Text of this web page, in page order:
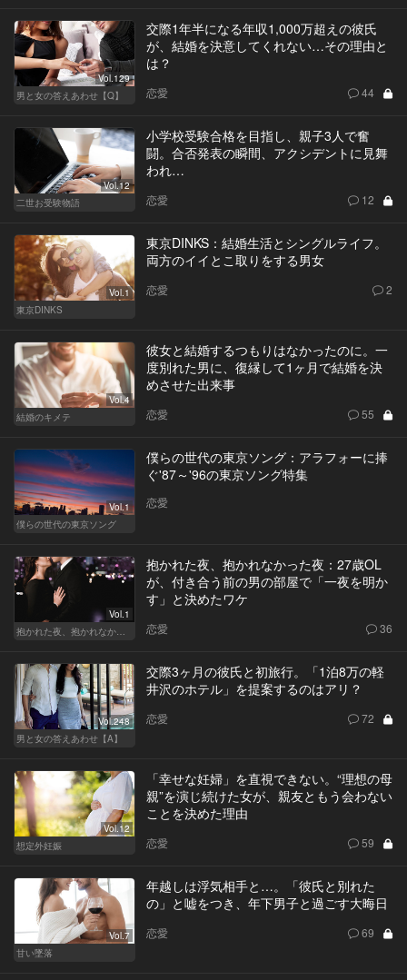
Vol.129
男と女の答えあわせ【Q】
交際1年半になる年収1,000万超えの彼氏
が、結婚を決意してくれない…その理由と
は？
恋愛 44
Vol.12
二世お受験物語
小学校受験合格を目指し、親子3人で奮
闘。合否発表の瞬間、アクシデントに見舞
われ…
恋愛 12
Vol.1
東京DINKS
東京DINKS：結婚生活とシングルライフ。
両方のイイとこ取りをする男女
恋愛 2
Vol.4
結婚のキメテ
彼女と結婚するつもりはなかったのに。一
度別れた男に、復縁して1ヶ月で結婚を決
めさせた出来事
恋愛 55
Vol.1
僕らの世代の東京ソング
僕らの世代の東京ソング：アラフォーに捧
ぐ'87～'96の東京ソング特集
恋愛
Vol.1
抱かれた夜、抱かれなかった夜：27歳OL
が、付き合う前の男の部屋で「一夜を明か
す」と決めたワケ
恋愛 36
Vol.248
男と女の答えあわせ【A】
交際3ヶ月の彼氏と初旅行。「1泊8万の軽
井沢のホテル」を提案するのはアリ？
恋愛 72
Vol.12
想定外妊娠
「幸せな妊婦」を直視できない。“理想の母
親”を演じ続けた女が、親友ともう会わない
ことを決めた理由
恋愛 59
Vol.7
甘い墜落
年越しは浮気相手と…。「彼氏と別れた
の」と嘘をつき、年下男子と過ごす大晦日
恋愛 69